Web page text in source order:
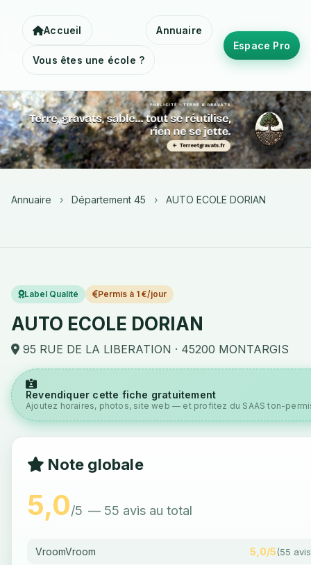
Accueil Annuaire
Vous êtes une école ?
Espace Pro
Annuaire › Département 45 › AUTO ECOLE DORIAN
Label Qualité Permis à 1 €/jour
AUTO ECOLE DORIAN
95 RUE DE LA LIBERATION · 45200 MONTARGIS
Revendiquer cette fiche gratuitement
Ajoutez horaires, photos, site web — et profitez du SAAS ton-
Note globale
5,0/5 — 55 avis au total
VroomVroom 5,0/5(55